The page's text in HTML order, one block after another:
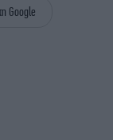
Google